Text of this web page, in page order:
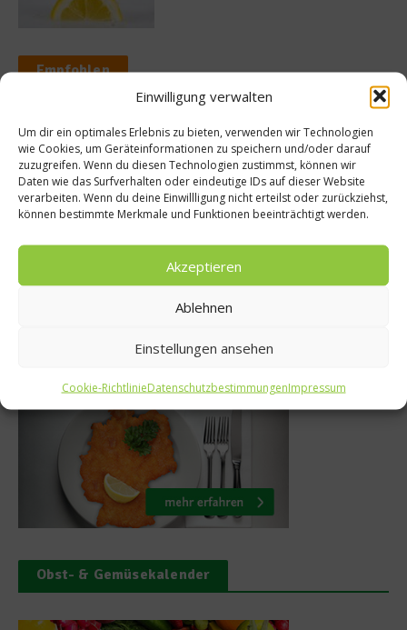
Einwilligung verwalten
Um dir ein optimales Erlebnis zu bieten, verwenden wir Technologien
wie Cookies, um Geräteinformationen zu speichern und/oder darauf
zuzugreifen. Wenn du diesen Technologien zustimmst, können wir
Daten wie das Surfverhalten oder eindeutige IDs auf dieser Website
verarbeiten. Wenn du deine Einwillligung nicht erteilst oder zurückziehst,
können bestimmte Merkmale und Funktionen beeinträchtigt werden.
Akzeptieren
Ablehnen
Einstellungen ansehen
Cookie-RichtlinieDatenschutzbestimmungenImpressum
Empfohlen
Chmura
gesamte
Kochen &
Kartoffel
Was isst Deutschland
Obst- & Gemüsekalender